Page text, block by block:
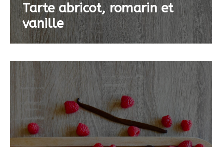
Tarte abricot, romarin et
vanille